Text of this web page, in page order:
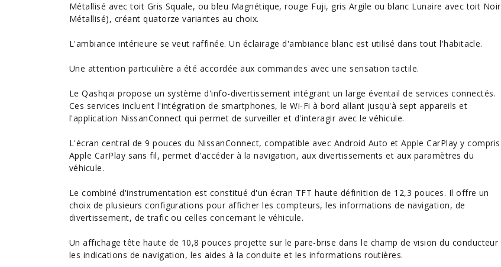
Métallisé avec toit Gris Squale, ou bleu Magnétique, rouge Fuji, gris Argile ou blanc Lunaire avec toit Noir
Métallisé), créant quatorze variantes au choix.
L'ambiance intérieure se veut raffinée. Un éclairage d'ambiance blanc est utilisé dans tout l'habitacle.
Une attention particulière a été accordée aux commandes avec une sensation tactile.
Le Qashqai propose un système d'info-divertissement intégrant un large éventail de services connectés.
Ces services incluent l'intégration de smartphones, le Wi-Fi à bord allant jusqu'à sept appareils et
l'application NissanConnect qui permet de surveiller et d'interagir avec le véhicule.
L'écran central de 9 pouces du NissanConnect, compatible avec Android Auto et Apple CarPlay y compris
Apple CarPlay sans fil, permet d'accéder à la navigation, aux divertissements et aux paramètres du
véhicule.
Le combiné d'instrumentation est constitué d'un écran TFT haute définition de 12,3 pouces. Il offre un
choix de plusieurs configurations pour afficher les compteurs, les informations de navigation, de
divertissement, de trafic ou celles concernant le véhicule.
Un affichage tête haute de 10,8 pouces projette sur le pare-brise dans le champ de vision du conducteur
les indications de navigation, les aides à la conduite et les informationsroutières.